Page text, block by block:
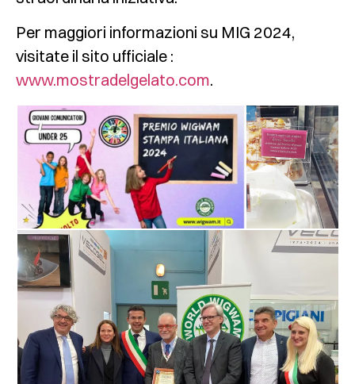
Per maggiori informazioni su MIG 2024,
visitate il sito ufficiale :
www.mostradelgelato.com.